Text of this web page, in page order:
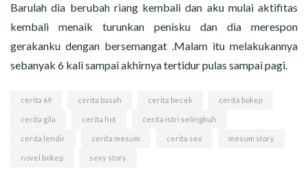
Barulah dia berubah riang kembali dan aku mulai aktifitas
kembali menaik turunkan penisku dan dia merespon
gerakanku dengan bersemangat .Malam itu melakukannya
sebanyak 6 kali sampai akhirnya tertidur pulas sampai pagi.
cerita 69 cerita basah cerita becek cerita bokep
cerita gila cerita hot cerita istri selingkuh
cerita lendir cerita mesum cerita sex mesum story
novel bokep sexy story